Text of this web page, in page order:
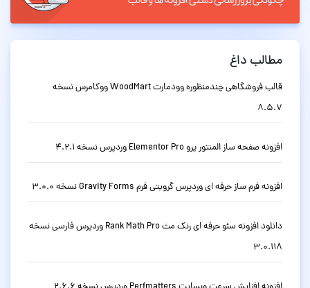
مطالب داغ
قالب فروشگاهی چندمنظوره وودمارت WoodMart ووکامرس نسخه
8.5.7
افزونه صفحه ساز المنتور پرو Elementor Pro وردپرس نسخه 4.2.1
افزونه فرم ساز حرفه ای وردپرس گرویتی فرم Gravity Forms نسخه 3.0.0
دانلود افزونه سئو حرفه ای رنک مث Rank Math Pro وردپرس فارسی نسخه
3.0.118